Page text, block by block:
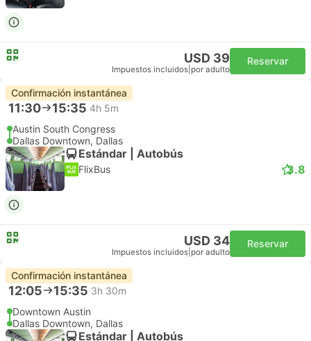
USD 39
Impuestos incluidos por adulto
Reservar
Confirmación instantánea
11:30 15:35 4h 5m
Austin South Congress
Dallas Downtown, Dallas
Estándar | Autobús
FlixBus 3.8
USD 34
Impuestos incluidos por adulto
Reservar
Confirmación instantánea
12:05 15:35 3h 30m
Downtown Austin
Dallas Downtown, Dallas
Estándar | Autobús